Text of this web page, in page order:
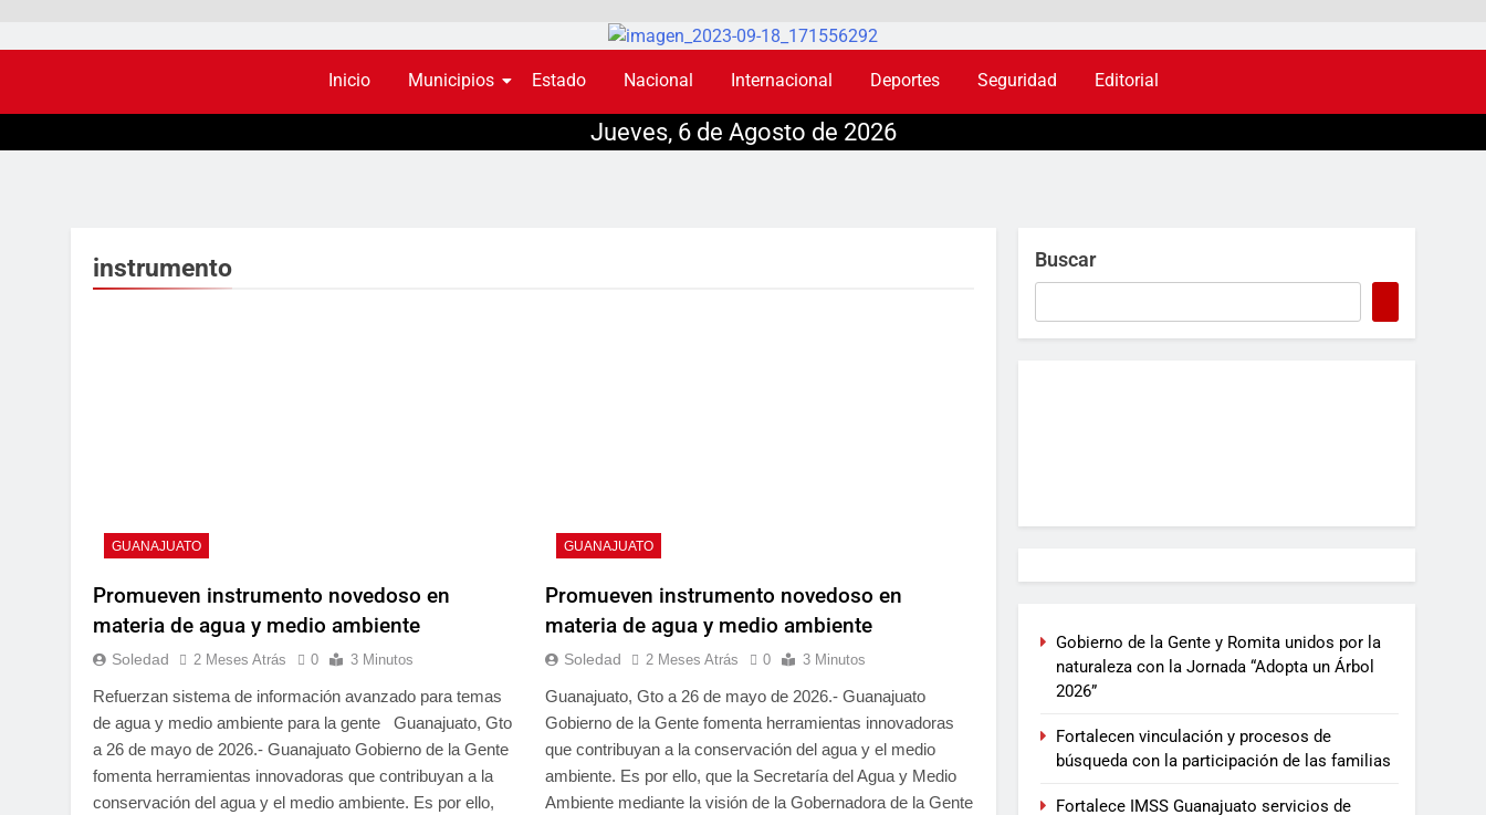
Inicio Municipios Estado Nacional Internacional Deportes Seguridad Editorial
Jueves, 6 de Agosto de 2026
instrumento
GUANAJUATO
Promueven instrumento novedoso en
materia de agua y medio ambiente
Soledad 2 Meses Atrás 0 3 Minutos
Refuerzan sistema de información avanzado para temas
de agua y medio ambiente para la gente Guanajuato, Gto
a 26 de mayo de 2026.- Guanajuato Gobierno de la Gente
fomenta herramientas innovadoras que contribuyan a la
conservación del agua y el medio ambiente. Es por ello,
GUANAJUATO
Promueven instrumento novedoso en
materia de agua y medio ambiente
Soledad 2 Meses Atrás 0 3 Minutos
Guanajuato, Gto a 26 de mayo de 2026.- Guanajuato
Gobierno de la Gente fomenta herramientas innovadoras
que contribuyan a la conservación del agua y el medio
ambiente. Es por ello, que la Secretaría del Agua y Medio
Ambiente mediante la visión de la Gobernadora de la Gente
Buscar
Gobierno de la Gente y Romita unidos por la
naturaleza con la Jornada “Adopta un Árbol
2026”
Fortalecen vinculación y procesos de
búsqueda con la participación de las familias
Fortalece IMSS Guanajuato servicios de